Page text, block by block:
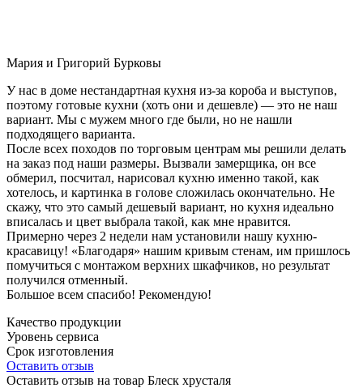
Мария и Григорий Бурковы
У нас в доме нестандартная кухня из-за короба и выступов,
поэтому готовые кухни (хоть они и дешевле) — это не наш
вариант. Мы с мужем много где были, но не нашли
подходящего варианта.
После всех походов по торговым центрам мы решили делать
на заказ под наши размеры. Вызвали замерщика, он все
обмерил, посчитал, нарисовал кухню именно такой, как
хотелось, и картинка в голове сложилась окончательно. Не
скажу, что это самый дешевый вариант, но кухня идеально
вписалась и цвет выбрала такой, как мне нравится.
Примерно через 2 недели нам установили нашу кухню-
красавицу! «Благодаря» нашим кривым стенам, им пришлось
помучиться с монтажом верхних шкафчиков, но результат
получился отменный.
Большое всем спасибо! Рекомендую!
Качество продукции
Уровень сервиса
Срок изготовления
Оставить отзыв
Оставить отзыв на товар Блеск хрусталя